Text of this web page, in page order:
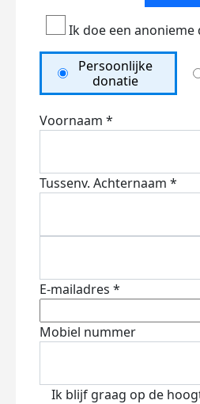
Ik doe een anonieme
Persoonlijke
donatie
Voornaam *
Tussenv. Achternaam *
E-mailadres *
Mobiel nummer
Ik blijf graag op de